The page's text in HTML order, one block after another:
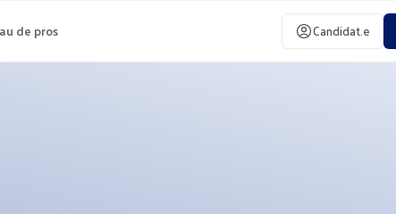
de pros Candidat.e